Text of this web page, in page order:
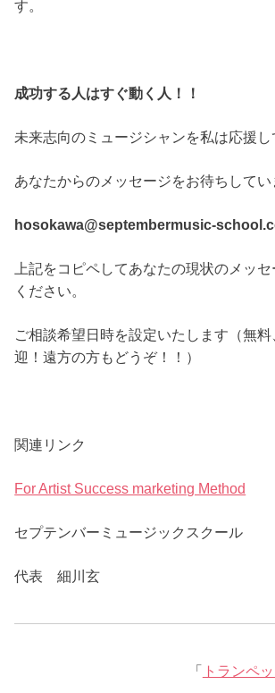
す。
成功する人はすぐ動く人！！
未来志向のミュージシャンを私は応援し
あなたからのメッセージをお待ちしてい
hosokawa@septembermusic-
上記をコピペしてあなたの現状のメッ
ください。
ご相談希望日時を設定いたします（無
迎！遠方の方もどうぞ！！）
関連リンク
For Artist Success marketing Method
セプテンバーミュージックスクール
代表 細川玄
「 トランペ